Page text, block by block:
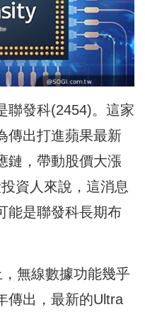
聯發科(2454)。這家
傳出打進蘋果最新
鏈，帶動股價大漲
資人來說，這消息
能是聯發科長期布
無線數據功能幾乎
傳出，最新的Ultra